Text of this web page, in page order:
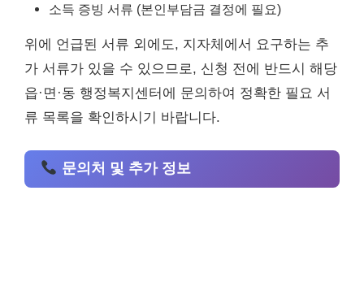
소득 증빙 서류 (본인부담금 결정에 필요)
위에 언급된 서류 외에도, 지자체에서 요구하는 추
가 서류가 있을 수 있으므로, 신청 전에 반드시 해당
읍·면·동 행정복지센터에 문의하여 정확한 필요 서
류 목록을 확인하시기 바랍니다.
문의처 및 추가 정보